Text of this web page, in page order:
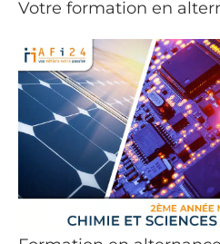
Votre formation en